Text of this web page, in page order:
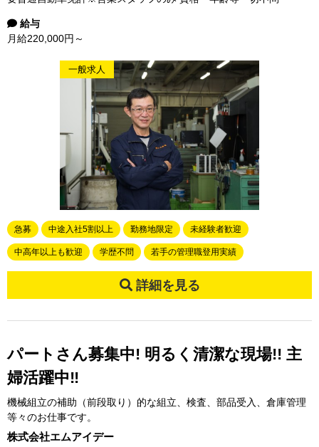
給与
月給220,000円～
一般求人
急募 中途入社5割以上 勤務地限定 未経験者歓迎
中高年以上も歓迎 学歴不問 若手の管理職登用実績
詳細を見る
パートさん募集中! 明るく清潔な現場!! 主
婦活躍中‼
機械組立の補助（前段取り）的な組立、検査、部品受入、倉庫管理
等々のお仕事です。
株式会社エムアイデー